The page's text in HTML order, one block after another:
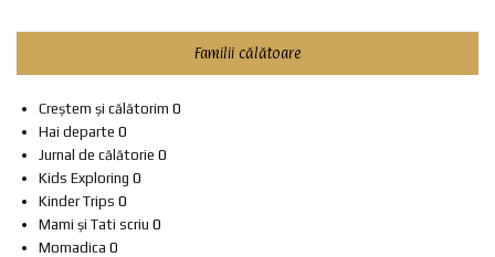
Familii călătoare
Creștem și călătorim 0
Hai departe 0
Jurnal de călătorie 0
Kids Exploring 0
Kinder Trips 0
Mami și Tati scriu 0
Momadica 0